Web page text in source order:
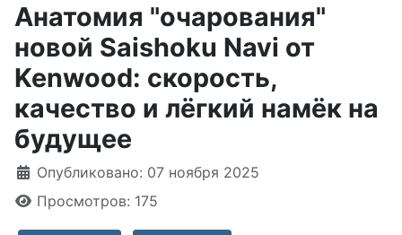
Анатомия "очарования"
новой Saishoku Navi от
Kenwood: скорость,
качество и лёгкий намёк на
будущее
Информация о материале
Опубликовано: 07 ноября 2025
Просмотров: 175